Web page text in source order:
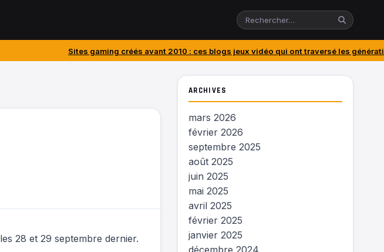
Sites gaming créés avant 2010 : ces blogs jeux vidéo qui ont traversé les générationsJ’ai acheté
les 28 et 29 septembre dernier.
ARCHIVES
mars 2026
février 2026
septembre 2025
août 2025
juin 2025
mai 2025
avril 2025
février 2025
janvier 2025
décembre 2024